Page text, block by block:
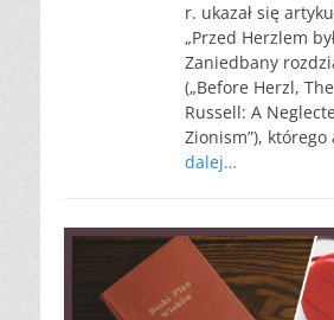
r. ukazał się
„Przed Herzlem
Zaniedbany
(„Before Herzl,
Russell: A
Zionism”),
dalej…